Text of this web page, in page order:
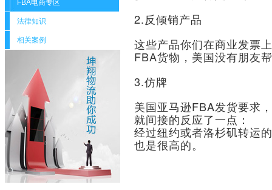
FBA电商专区
法律知识
相关案例
2.反倾销产品
这些产品你们在商业发票
FBA货物，美国没有朋友
3.仿牌
美国亚马逊FBA发货要求
就间接的反应了一点：
经过纽约或者洛杉矶转运
也是很高的。